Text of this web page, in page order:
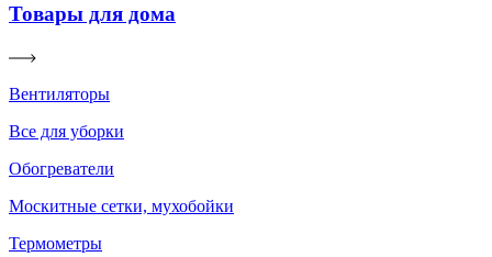
Товары для дома
Вентиляторы
Все для уборки
Обогреватели
Москитные сетки, мухобойки
Термометры